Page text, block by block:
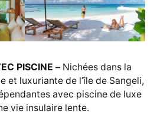
PISCINE – Nichées dans la
et luxuriante de l’île de Sangeli,
avec piscine de luxe
vie insulaire lente.